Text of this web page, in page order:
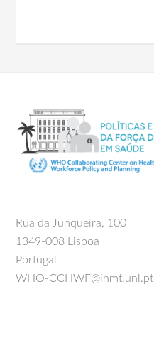
Rua da Junqueira, 100
1349-008 Lisboa
Portugal
WHO-CCHWF@ihmt.unl.pt